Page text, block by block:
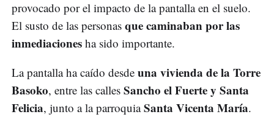
provocado por el impacto de la pantalla en el suelo.
El susto de las personas que caminaban por las
inmediaciones ha sido importante.
La pantalla ha caído desde una vivienda de la Torre
Basoko, entre las calles Sancho el Fuerte y Santa
Felicia, junto a la parroquiaSanta Vicenta María.